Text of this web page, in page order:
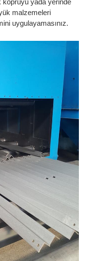
malzemeleri
uygulayamasınız.